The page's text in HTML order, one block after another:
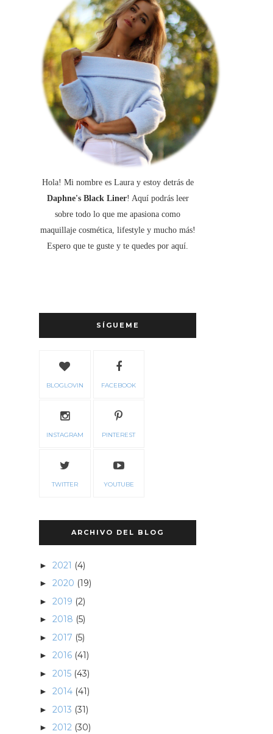
Hola! Mi nombre es Laura y estoy detrás de
Daphne's Black Liner! Aquí podrás leer
sobre todo lo que me apasiona como
maquillaje cosmética, lifestyle y mucho más!
Espero que te guste y te quedes por aquí.
SÍGUEME
BLOGLOVIN FACEBOOK
INSTAGRAM PINTEREST
TWITTER YOUTUBE
ARCHIVO DEL BLOG
► 2021 (4)
► 2020 (19)
► 2019 (2)
► 2018 (5)
► 2017 (5)
► 2016 (41)
► 2015 (43)
► 2014 (41)
► 2013 (31)
► 2012 (30)